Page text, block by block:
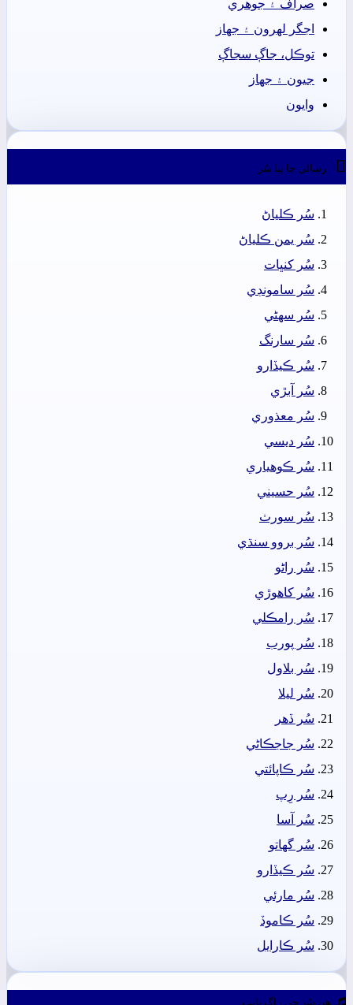
صراف ۽ جوھري
اجگر لھرون ۽ جھاز
توڪل، جاڳ سجاڳ
جيون ۽ جھاز
وايون
 رسالي جا ٻيا سُر
سُر ڪلياڻ
سُر يمن ڪلياڻ
سُر کنڀات
سُر سامونڊي
سُر سھڻي
سُر سارنگ
سُر ڪيڏارو
سُر آبڙي
سُر معذوري
سُر ديسي
سُر ڪوھياري
سُر حسيني
سُر سورٺ
سُر بروو سنڌي
سُر راڻو
سُر کاھوڙي
سُر رامڪلي
سُر پورب
سُر بلاول
سُر ليلا
سُر ڏھر
سُر جاجڪاڻي
سُر ڪاپائتي
سُر رِپ
سُر آسا
سُر گهاتو
سُر ڪيڏارو
سُر مارئي
سُر ڪاموڏ
سُر ڪارايل
ھِن سُر جي راڳ بابت